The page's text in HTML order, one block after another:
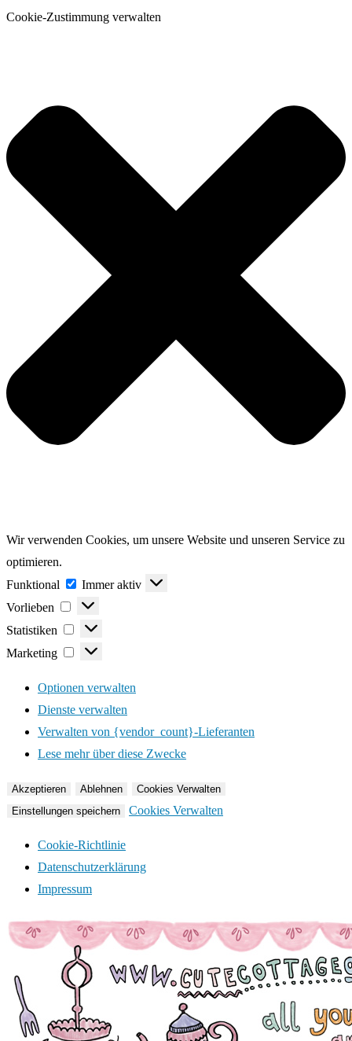
Cookie-Zustimmung verwalten
Wir verwenden Cookies, um unsere Website und unseren Service zu
optimieren.
Funktional
Funktional
Immer aktiv
Vorlieben
Vorlieben
Statistiken
Statistiken
Marketing
Marketing
Optionen verwalten
Dienste verwalten
Verwalten von {vendor_count}-Lieferanten
Lese mehr über diese Zwecke
Akzeptieren Ablehnen
Cookies Verwalten
Einstellungen speichern
Cookies Verwalten
Cookie-Richtlinie
Datenschutzerklärung
Impressum
Zum
Inhalt